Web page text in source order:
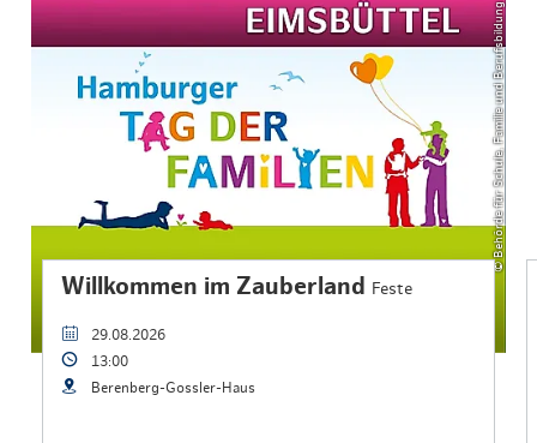
© Behörde für Schule, Familie und Berufsbildung
Willkommen im Zauberland Feste
29.08.2026
13:00
Berenberg-Gossler-Haus